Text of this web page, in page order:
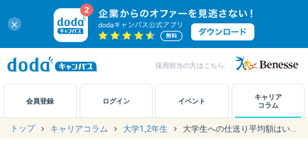
close
会員登録 ログイン イベント
キャリア
コラム
採用担当の方はこちら
キャリアノート
アカウント設定
トップ キャリアコラム 大学1,2年生 大学生への仕送り平均額はいくら？家賃込み・抜き別データと生活費の内訳を解説